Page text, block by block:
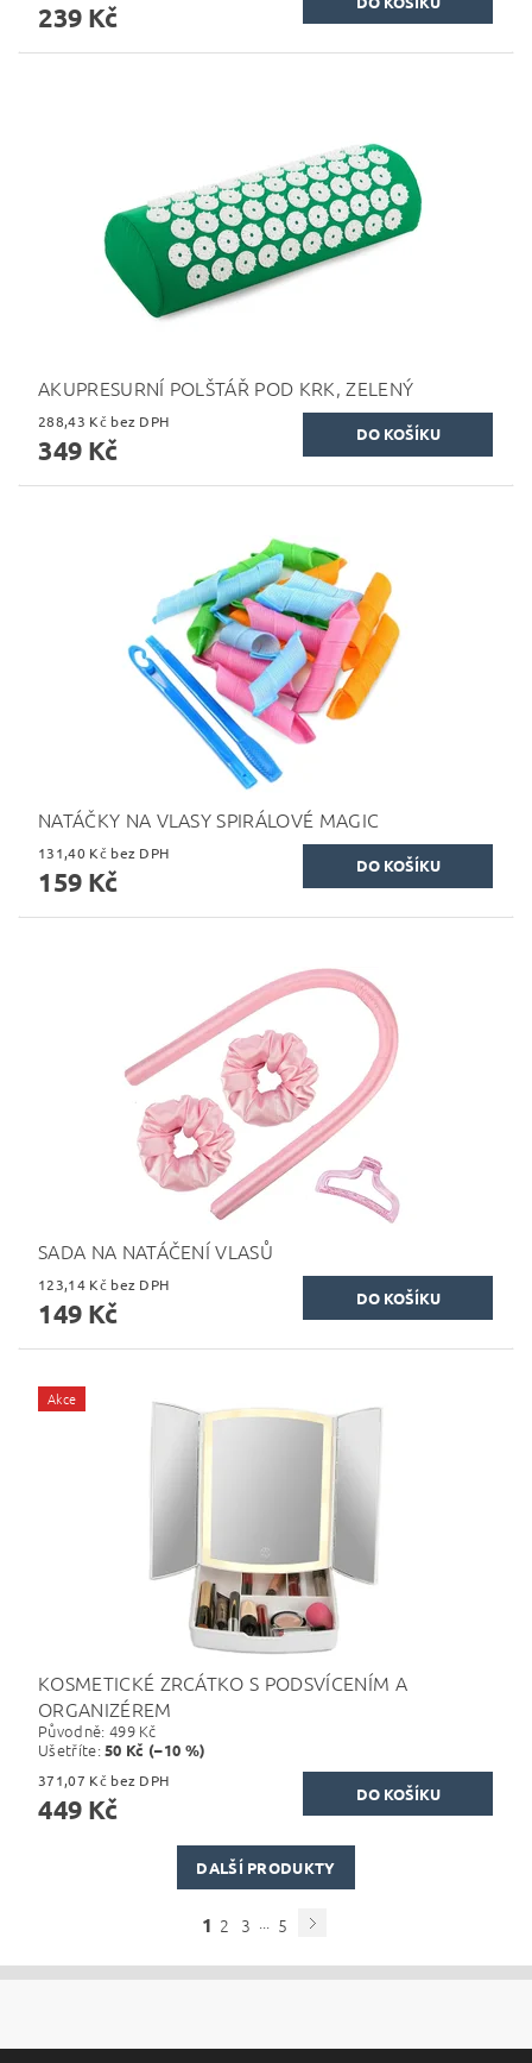
239 Kč
AKUPRESURNÍ POLŠTÁŘ POD KRK, ZELENÝ
288,43 Kč bez DPH
349 Kč
NATÁČKY NA VLASY SPIRÁLOVÉ MAGIC
131,40 Kč bez DPH
159 Kč
SADA NA NATÁČENÍ VLASŮ
123,14 Kč bez DPH
149 Kč
Akce
KOSMETICKÉ ZRCÁTKO S PODSVÍCENÍM A
ORGANIZÉREM
Původně: 499 Kč
Ušetříte:50 Kč (–10 %)
371,07 Kč bez DPH
449 Kč
DALŠÍ PRODUKTY
1 2 3 5